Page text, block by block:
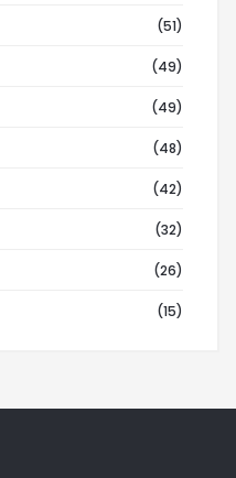
(51)
(49)
(49)
(48)
(42)
(32)
(26)
(15)